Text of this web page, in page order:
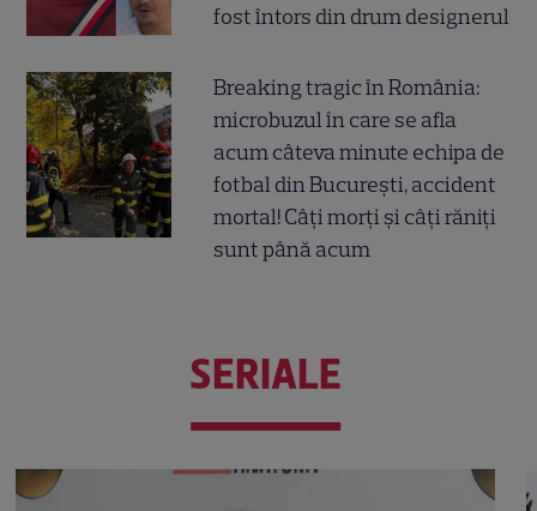
fost întors din drum designerul
Breaking tragic în România:
microbuzul în care se afla
acum câteva minute echipa de
fotbal din București, accident
mortal! Câți morți și câți răniți
sunt până acum
SERIALE